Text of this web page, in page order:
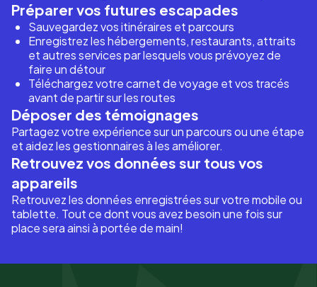
Préparer vos futures escapades
Sauvegardez vos itinéraires et parcours
Enregistrez les hébergements, restaurants, attraits
et autres services par lesquels vous prévoyez de
faire un détour
Téléchargez votre carnet de voyage et vos tracés
avant de partir sur les routes
Déposer des témoignages
Partagez votre expérience sur un parcours ou une étape
et aidez les gestionnaires à les améliorer.
Retrouvez vos données sur tous vos
appareils
Retrouvez les données enregistrées sur votre mobile ou
tablette. Tout ce dont vous avez besoin une fois sur
place sera ainsi à portée de main!